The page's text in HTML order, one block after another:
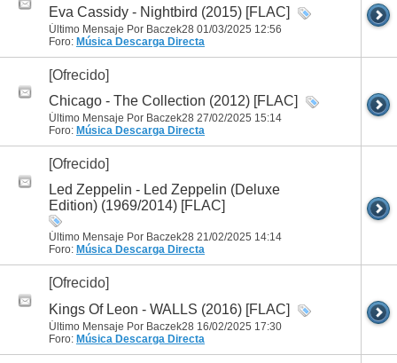
Eva Cassidy - Nightbird (2015) [FLAC]
Último Mensaje Por Baczek28 01/03/2025 12:56
Foro: Música Descarga Directa
[Ofrecido]
Chicago - The Collection (2012) [FLAC]
Último Mensaje Por Baczek28 27/02/2025 15:14
Foro: Música Descarga Directa
[Ofrecido]
Led Zeppelin - Led Zeppelin (Deluxe
Edition) (1969/2014) [FLAC]
Último Mensaje Por Baczek28 21/02/2025 14:14
Foro: Música Descarga Directa
[Ofrecido]
Kings Of Leon - WALLS (2016) [FLAC]
Último Mensaje Por Baczek28 16/02/2025 17:30
Foro: Música Descarga Directa